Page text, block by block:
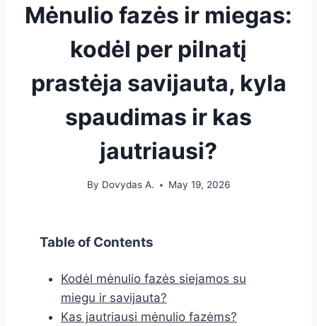
Mėnulio fazės ir miegas:
kodėl per pilnatį
prastėja savijauta, kyla
spaudimas ir kas
jautriausi?
By Dovydas A. May 19, 2026
Table of Contents
Kodėl mėnulio fazės siejamos su
miegu ir savijauta?
Kas jautriausi mėnulio fazėms?